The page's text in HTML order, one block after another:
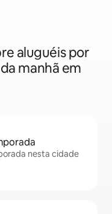
aluguéis por
manhã em
nesta cidade